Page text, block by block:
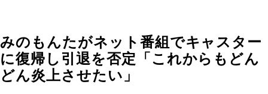
みのもんたがネット番組でキャスター
に復帰し引退を否定「これからもどん
どん炎上させたい」